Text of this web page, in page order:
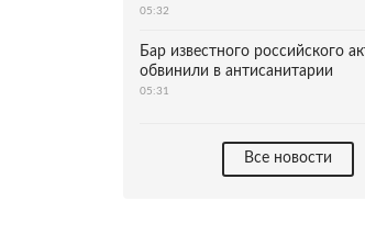
05:32
Бар известного российского
обвинили в антисанитарии
05:31
Все новости